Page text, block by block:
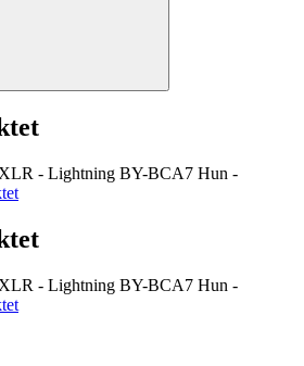
- Lightning BY-BCA7 Hun -
- Lightning BY-BCA7 Hun -